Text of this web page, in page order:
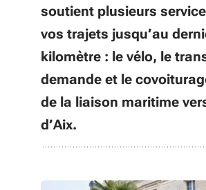
soutient plusieurs
vos trajets jusqu’au
kilomètre : le vélo, le
demande et le
de la liaison maritime
d’Aix.